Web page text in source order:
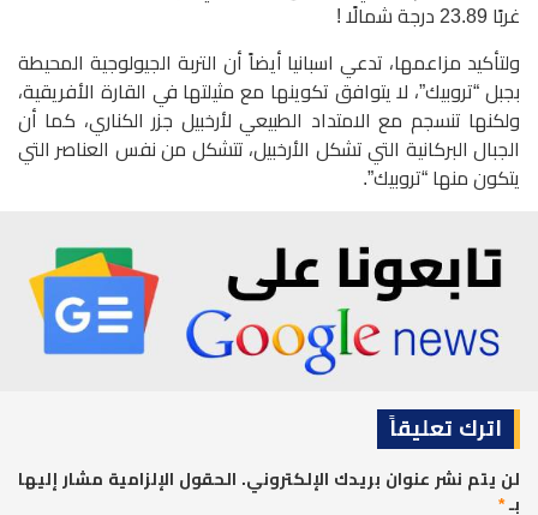
غربًا 23.89 درجة شمالًا !
ولتأكيد مزاعمها، تدعي اسبانيا أيضاً أن التربة الجيولوجية المحيطة
بجبل “تروبيك”، لا يتوافق تكوينها مع مثيلتها في القارة الأفريقية،
ولكنها تنسجم مع الامتداد الطبيعي لأرخبيل جزر الكناري، كما أن
الجبال البركانية التي تشكل الأرخبيل، تتشكل من نفس العناصر التي
يتكون منها “تروبيك”.
اترك تعليقاً
لن يتم نشر عنوان بريدك الإلكتروني. الحقول الإلزامية مشار إليها
بـ*